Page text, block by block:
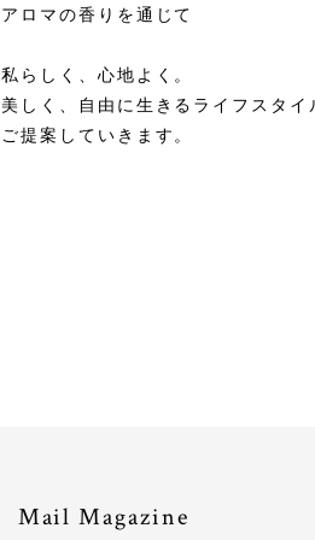
アロマの香りを通じて
私らしく、心地よく。
美しく、自由に生きるライフスタイ
ご提案していきます。
Mail Magazine